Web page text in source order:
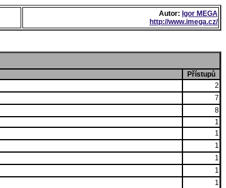
Autor: Igor MEGA
http://www.imega.cz/
Přístupů
2
7
8
1
1
1
1
1
1